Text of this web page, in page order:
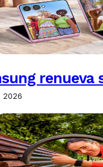
renueva
2026